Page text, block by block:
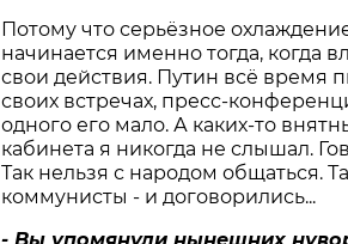
Потому что серьёзное
начинается именно тогда, когда
свои действия. Путин всё время
своих встречах, пресс-
одного его мало. А каких-то
кабинета я никогда не слышал.
Так нельзя с народом общаться.
коммунисты - и договорились...
- Вы упомянули нынешних